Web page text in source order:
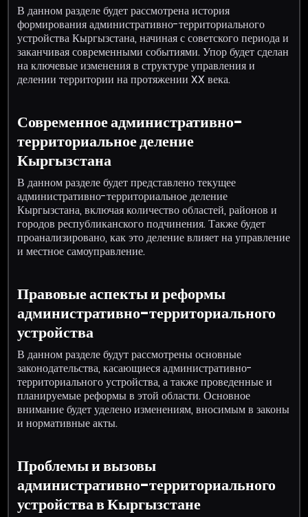
В данном разделе будет рассмотрена история
формирования административно-территориального
устройства Кыргызстана, начиная с советского периода и
заканчивая современными событиями. Упор будет сделан
на ключевые изменения в структуре управления и
делении территории на протяжении XX века.
Современное административно-
территориальное деление
Кыргызстана
В данном разделе будет представлено текущее
административно-территориальное деление
Кыргызстана, включая количество областей, районов и
городов республиканского подчинения. Также будет
проанализировано, как это деление влияет на управление
и местное самоуправление.
Правовые аспекты и реформы
административно-территориального
устройства
В данном разделе будут рассмотрены основные
законодательства, касающиеся административно-
территориального устройства, а также проведенные и
планируемые реформы в этой области. Основное
внимание будет уделено изменениям, вносимым в законы
и нормативные акты.
Проблемы и вызовы
административно-территориального
устройства в Кыргызстане